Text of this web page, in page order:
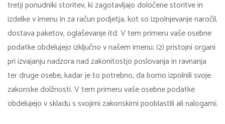
tretji ponudniki storitev, ki zagotavljajo določene storitve in
izdelke v imenu in za račun podjetja, kot so izpolnjevanje naročil,
dostava paketov, oglaševanje itd. V tem primeru vaše osebne
podatke obdelujejo izključno v našem imenu; (2) pristojni organi
pri izvajanju nadzora nad zakonitostjo poslovanja in ravnanja
ter druge osebe, kadar je to potrebno, da bomo izpolnili svoje
zakonske dolžnosti. V tem primeru vaše osebne podatke
obdelujejo v skladu s svojimi zakonskimi pooblastili ali nalogami;